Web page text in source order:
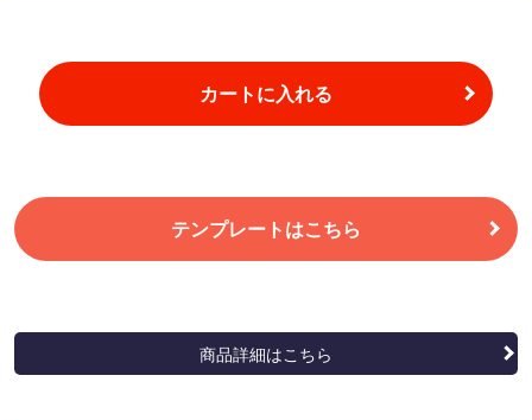
カートに入れる
テンプレートはこちら
商品詳細はこちら